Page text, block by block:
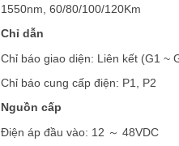
1550nm, 60/80/100/120Km
Chỉ dẫn
Chỉ báo giao diện: Liên kết (G1 ~
Chỉ báo cung cấp điện: P1, P2
Nguồn cấp
Điện áp đầu vào: 12 ～ 48VDC